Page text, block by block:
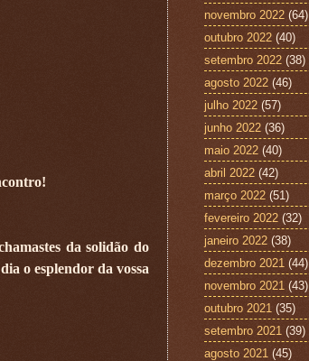
da solidão do
o esplendor da vossa
novembro 2022 (64)
outubro 2022 (40)
setembro 2022 (38)
agosto 2022 (46)
julho 2022 (57)
junho 2022 (36)
maio 2022 (40)
abril 2022 (42)
março 2022 (51)
fevereiro 2022 (32)
janeiro 2022 (38)
dezembro 2021 (44)
novembro 2021 (43)
outubro 2021 (35)
setembro 2021 (39)
agosto 2021 (45)